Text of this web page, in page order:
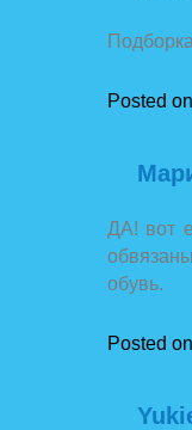
Posted on
ДА! вот
обувь.
Posted on